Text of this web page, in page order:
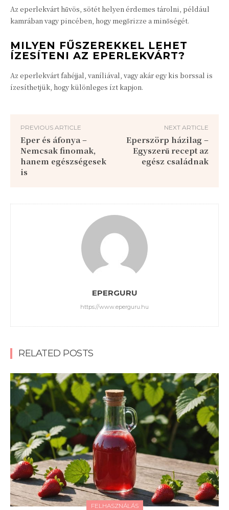
Az eperlekvárt hűvös, sötét helyen érdemes tárolni, például
kamrában vagy pincében, hogy megőrizze a minőségét.
MILYEN FŰSZEREKKEL LEHET
ÍZESÍTENI AZ EPERLEKVÁRT?
Az eperlekvárt fahéjjal, vaníliával, vagy akár egy kis borssal is
ízesíthetjük, hogy különleges ízt kapjon.
PREVIOUS ARTICLE
Eper és áfonya –
Nemcsak finomak,
hanem egészségesek
is
NEXT ARTICLE
Eperszörp házilag –
Egyszerű recept az
egész családnak
EPERGURU
https://www.eperguru.hu
RELATED POSTS
FELHASZNÁLÁS